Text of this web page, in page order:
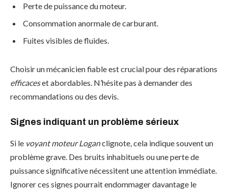
Perte de puissance du moteur.
Consommation anormale de carburant.
Fuites visibles de fluides.
Choisir un mécanicien fiable est crucial pour des réparations
efficaceset abordables. N’hésite pas à demander des
recommandations ou des devis.
Signes indiquant un problème sérieux
Si le voyant moteur Loganclignote, cela indique souvent un
problème grave. Des bruits inhabituels ou une perte de
puissance significative nécessitent une attention immédiate.
Ignorer ces signes pourrait endommager davantage le